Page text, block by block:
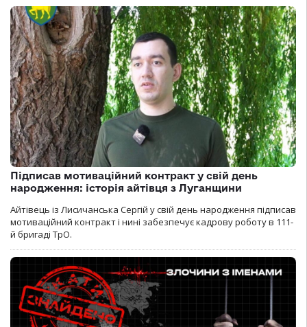
Підписав мотиваційний контракт у свій день
народження: історія айтівця з Луганщини
Айтівець із Лисичанська Сергій у свій день народження підписав
мотиваційний контракт і нині забезпечує кадрову роботу в 111-
й бригаді ТрО.